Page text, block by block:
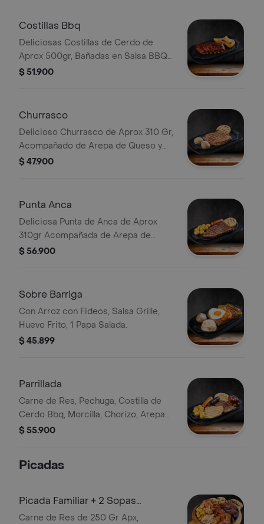
Costillas Bbq
Deliciosas Costillas de Cerdo de
Aprox 500gr, Bañadas en Salsa BBQ
con Papas en Casco Crujientes
$ 51.900
Churrasco
Delicioso Churrasco de Aprox 310 Gr,
Acompañado de Arepa de Queso y
Papa Salada.
$ 47.900
Punta Anca
Deliciosa Punta de Anca de Aprox
310gr Acompañada de Arepa de
Queso, Chorizo, Papas Criollas
$ 56.900
Sobre Barriga
Con Arroz con Fideos, Salsa Grille,
Huevo Frito, 1 Papa Salada.
$ 45.899
Parrillada
Carne de Res, Pechuga, Costilla de
Cerdo Bbq, Morcilla, Chorizo, Arepa
de Queso, Papa Criolla, Guacamole
$ 55.900
Picadas
Picada Familiar + 2 Sopas
Personales
Carne de Res de 250 Gr Apx,